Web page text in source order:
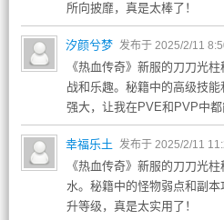
所向披靡，真是太棒了！
汐颜兮梦 发布于 2025/2/11
《热血传奇》新服的刀刀光
战和乐趣。秘籍中的高级技
强大，让我在PVE和PVP中都
幸福乐土 发布于 2025/2/11
《热血传奇》新服的刀刀光
水。秘籍中的怪物弱点和副
升等级，真是太实用了！